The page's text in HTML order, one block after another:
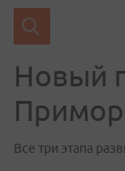
Новый
Все три этапа